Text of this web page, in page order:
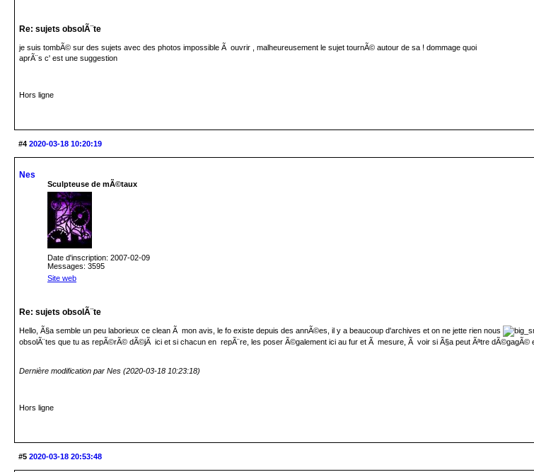
Re: sujets obsolÃ¨te
je suis tombÃ© sur des sujets avec des photos impossible Ã ouvrir , malheureusement le sujet tournÃ© autour de sa ! dommage quoi
aprÃ¨s c' est une suggestion
Hors ligne
#4 2020-03-18 10:20:19
Nes
Sculpteuse de mÃ©taux
Date d'inscription: 2007-02-09
Messages: 3595
Site web
Re: sujets obsolÃ¨te
Hello, Ã§a semble un peu laborieux ce clean Ã mon avis, le fo existe depuis des annÃ©es, il y a beaucoup d'archives et on ne jette rien nous
obsolÃ¨tes que tu as repÃ©rÃ© dÃ©jÃ ici et si chacun en repÃ¨re, les poser Ã©galement ici au fur et Ã mesure, Ã voir si Ã§a peut Ãªtre dÃ©gagÃ©
Dernière modification par Nes (2020-03-18 10:23:18)
Hors ligne
#5 2020-03-18 20:53:48